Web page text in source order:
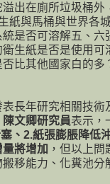
出在廁所垃圾桶外
紙與馬桶與世界各
是否可溶解五、六
生紙是否是使用可
比其他國家白的多
長年研究相關技術
陳文卿研究員表示，
、2.紙張膨脹降低
將增加 ，但以上
移能力、化糞池分